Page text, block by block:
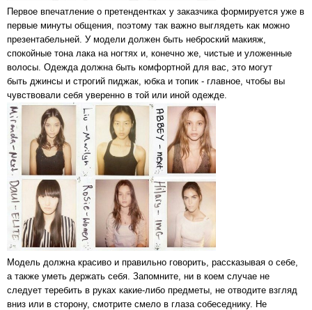
Первое впечатление о претендентках у заказчика формируется уже в
первые минуты общения, поэтому так важно выглядеть как можно
презентабельней. У модели должен быть неброский макияж,
спокойные тона лака на ногтях и, конечно же, чистые и уложенные
волосы. Одежда должна быть комфортной для вас, это могут
быть джинсы и строгий пиджак, юбка и топик - главное, чтобы вы
чувствовали себя уверенно в той или иной одежде.
Модель должна красиво и правильно говорить, рассказывая о себе,
а также уметь держать себя. Запомните, ни в коем случае не
следует теребить в руках какие-либо предметы, не отводите взгляд
вниз или в сторону, смотрите смело в глаза собеседнику. Не